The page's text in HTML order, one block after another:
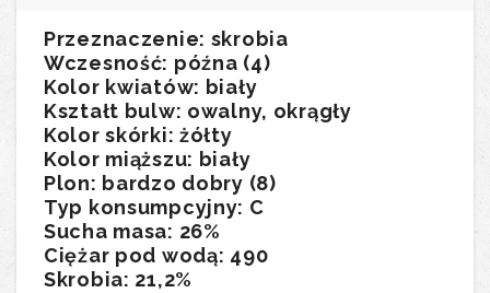
Przeznaczenie: skrobia
Wczesność: późna (4)
Kolor kwiatów: biały
Kształt bulw: owalny, okrągły
Kolor skórki: żółty
Kolor miąższu: biały
Plon: bardzo dobry (8)
Typ konsumpcyjny: C
Sucha masa: 26%
Ciężar pod wodą: 490
Skrobia: 21,2%